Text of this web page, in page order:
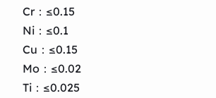
Cr：≤0.15
Ni：≤0.1
Cu：≤0.15
Mo：≤0.02
Ti：≤0.025